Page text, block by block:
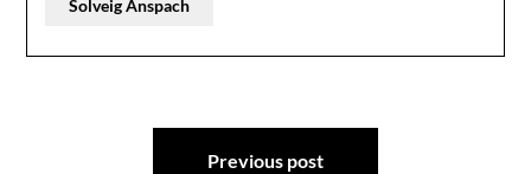
Solveig Anspach
Navigation
Previous post